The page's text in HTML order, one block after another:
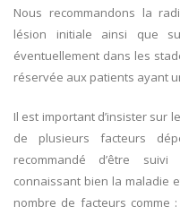
Nous recommandons la
lésion initiale ainsi que
éventuellement dans les
réservée aux patients ayant
Il est important d’insister sur
de plusieurs facteurs
recommandé d’être
connaissant bien la maladie
nombre de facteurs comme